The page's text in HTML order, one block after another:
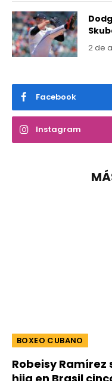
2 de
Facebook
Instagram
BOXEO CUBANO
Robeisy